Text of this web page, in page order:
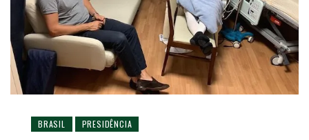
BRASIL PRESIDÊNCIA